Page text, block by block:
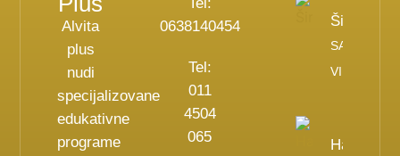
Alvita
plus
nudi
specijalizovane
edukativne
programe
0638140454
Tel:
011
4504
065
Širodara
SAZNAJ
VIŠE